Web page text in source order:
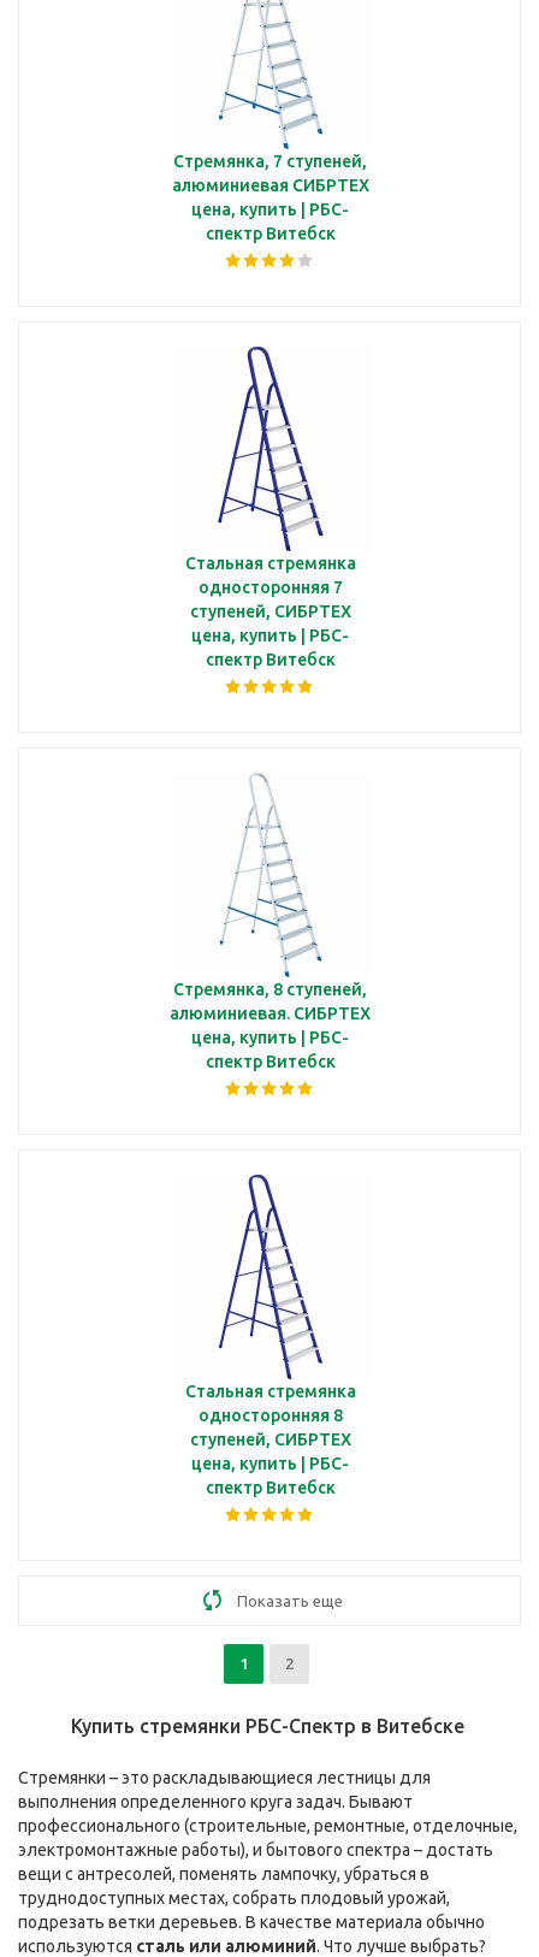
Стремянка, 7 ступеней,
алюминиевая СИБРТЕХ
цена, купить | РБС-
спектр Витебск
Стальная стремянка
односторонняя 7
ступеней, СИБРТЕХ
цена, купить | РБС-
спектр Витебск
Стремянка, 8 ступеней,
алюминиевая. СИБРТЕХ
цена, купить | РБС-
спектр Витебск
Стальная стремянка
односторонняя 8
ступеней, СИБРТЕХ
цена, купить | РБС-
спектр Витебск
Показать еще
1 2
Купить стремянки РБС-Спектр в Витебске
Стремянки – это раскладывающиеся лестницы для
выполнения определенного круга задач. Бывают
профессионального (строительные, ремонтные, отделочные,
электромонтажные работы), и бытового спектра – достать
вещи с антресолей, поменять лампочку, убраться в
труднодоступных местах, собрать плодовый урожай,
подрезать ветки деревьев. В качестве материала обычно
используются сталь или алюминий. Что лучше выбрать?